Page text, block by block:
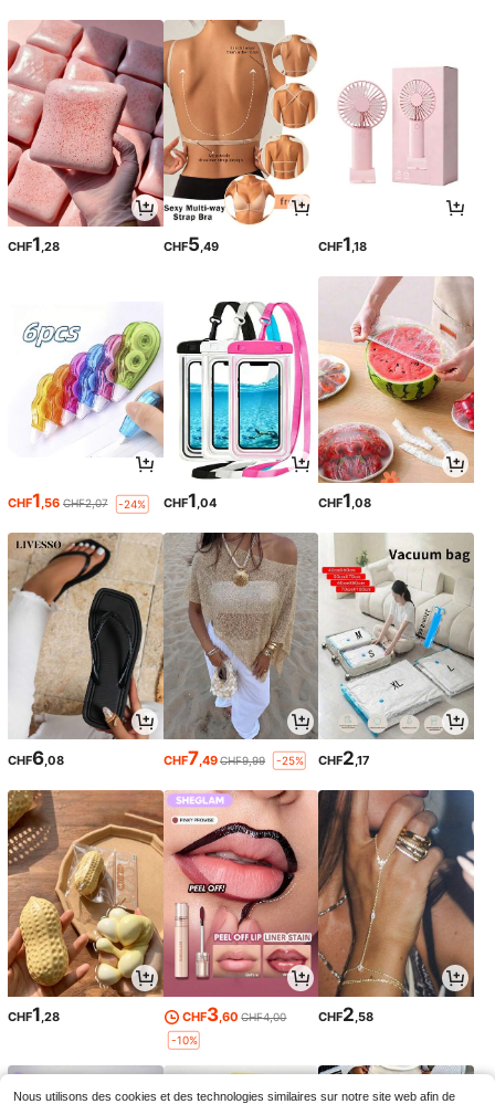
CHF1,28 CHF5,49 CHF1,18
CHF1,56 CHF2,07 -24% CHF1,04 CHF1,08
CHF6 ,08 CHF7 ,49CHF9,99 -25% CHF2 ,17
CHF1 ,28 CHF3 ,60 CHF4,00
-10%
CHF2 ,58
Nous utilisons des cookies et des technologies similaires sur notre site web afin de